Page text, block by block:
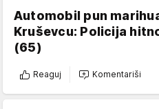
Automobil pun
Kruševcu: Policija
(65)
Reaguj Komentariši